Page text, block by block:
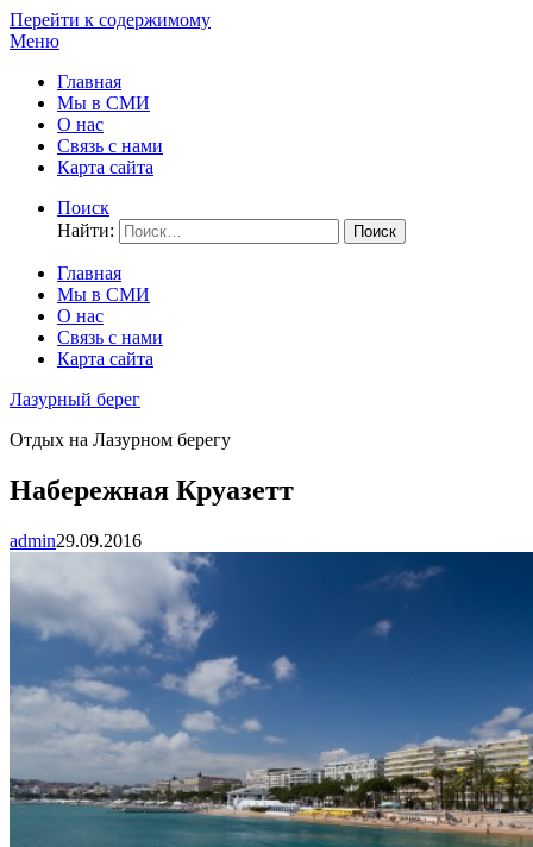
Перейти к содержимому
Меню
Главная
Мы в СМИ
О нас
Связь с нами
Карта сайта
Поиск
Найти:
Главная
Мы в СМИ
О нас
Связь с нами
Карта сайта
Лазурный берег
Отдых на Лазурном берегу
Набережная Круазетт
admin29.09.2016